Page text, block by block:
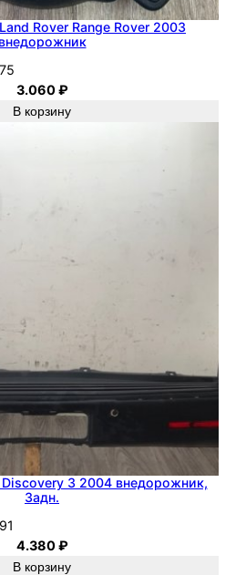
Rover Range Rover 2003
внедорожник
3.060₽
В корзину
3 2004 внедорожник,
Задн.
4.380₽
В корзину